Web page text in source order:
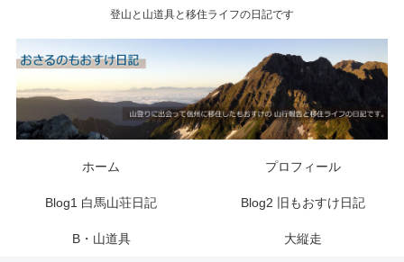
登山と山道具と移住ライフの日記です
ホーム プロフィール
Blog1 白馬山荘日記 Blog2 旧もおすけ日記
B・山道具 大縦走